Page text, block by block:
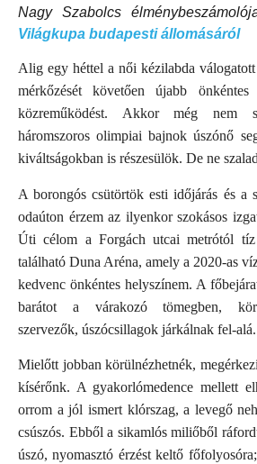
Nagy Szabolcs
Világkupa budapesti állomásáról
Alig egy héttel a női kézilabda
mérkőzését követően újabb önkéntes
közreműködést. Akkor még nem
háromszoros olimpiai bajnok úszónő
kiváltságokban is részesülök. De ne
A borongós csütörtök esti időjárás és a
odaúton érzem az ilyenkor szokásos
Úti célom a Forgách utcai metrótól tíz
található Duna Aréna, amely a 2020-as
kedvenc önkéntes helyszínem. A
barátot a várakozó tömegben, kör
szervezők, úszócsillagok járkálnak fel-alá.
Mielőtt jobban körülnézhetnék,
kísérőnk. A gyakorlómedence mellett
orrom a jól ismert klórszag, a levegő
csúszós. Ebből a sikamlós miliőből
úszó, nyomasztó érzést keltő